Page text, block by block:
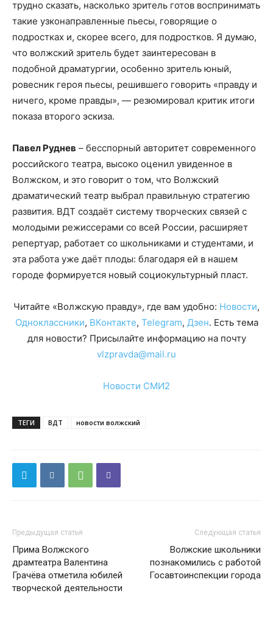
трудно сказать, насколько зритель готов воспринимать
такие узконаправленные пьесы, говорящие о
подростках и, скорее всего, для подростков. Я думаю,
что волжский зритель будет заинтересован в
подобной драматургии, особенно зритель юный,
ровесник героя пьесы, решившего говорить «правду и
ничего, кроме правды», — резюмировал критик итоги
показа второго эскиза.
Павел Руднев – бесспорный авторитет современного
российского театра, высоко оценил увиденное в
Волжском, и это говорит о том, что Волжский
драматический театр выбрал правильную стратегию
развития. ВДТ создаёт систему творческих связей с
молодыми режиссерами со всей России, расширяет
репертуар, работает со школьниками и студентами, и
эта работа уже даёт плоды: благодаря ей в нашем
городе формируется новый социокультурный пласт.
Читайте «Волжскую правду», где вам удобно: Новости,
Одноклассники, ВКонтакте, Telegram, Дзен. Есть тема
для новости? Присылайте информацию на почту
vlzpravda@mail.ru
Новости СМИ2
ТЕГИ ВДТ новости волжский
Предыдущая статья
Прима Волжского
драмтеатра Валентина
Грачёва отметила юбилей
творческой деятельности
Следующая статья
Волжские школьники
познакомились с работой
Госавтоинспекции города